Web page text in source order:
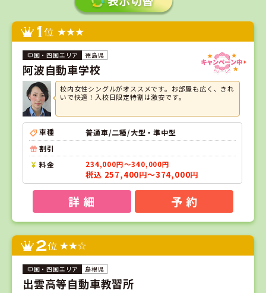
1位
徳島県
阿波自動車学校
校内女性シングルがオススメです。お部屋も広く、きれ
いで快適！入校日限定特割は激安です。
車種
普通車/二種/大型・準中型
割引
料金
234,000円～340,000円
税込 257,400円～374,000円
詳 細 予 約
2位
島根県
出雲高等自動車教習所